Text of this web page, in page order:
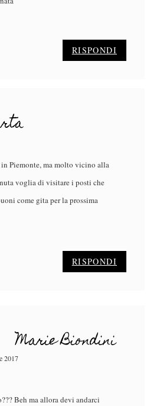
RISPONDI
Piemonte, ma molto vicino alla
voglia di visitare i posti che
come gita per la prossima
RISPONDI
Marie Biondini
2017
Beh ma allora devi andarci